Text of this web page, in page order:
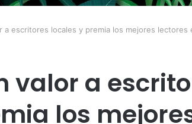
a escritores locales y premia los mejores lectores
valor a
los